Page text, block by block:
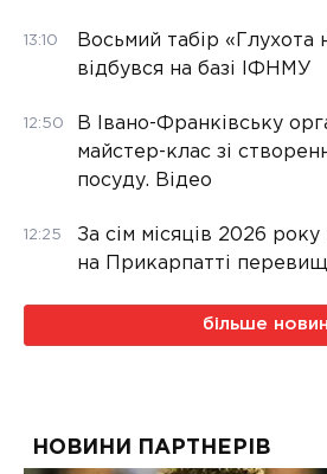
13:10
Восьмий табір «Глухота
відбувся на базі ІФНМУ
12:50
В Івано-Франківську
майстер-клас зі
посуду. Відео
12:25
За сім місяців 2026 року
на Прикарпатті
більше новин